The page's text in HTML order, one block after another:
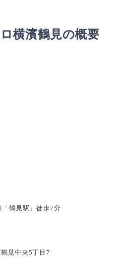
横濱鶴見の概要
鶴見駅」徒歩7分
中央5丁目7